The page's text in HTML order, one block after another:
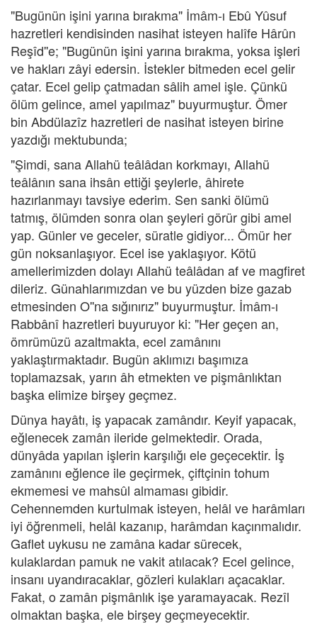
"Bugünün işini yarına bırakma" İmâm-ı Ebû Yûsuf
hazretleri kendisinden nasihat isteyen halîfe Hârûn
Reşîd''e; "Bugünün işini yarına bırakma, yoksa işleri
ve hakları zâyi edersin. İstekler bitmeden ecel gelir
çatar. Ecel gelip çatmadan sâlih amel işle. Çünkü
ölüm gelince, amel yapılmaz" buyurmuştur. Ömer
bin Abdülazîz hazretleri de nasihat isteyen birine
yazdığı mektubunda;
"Şimdi, sana Allahü teâlâdan korkmayı, Allahü
teâlânın sana ihsân ettiği şeylerle, âhirete
hazırlanmayı tavsiye ederim. Sen sanki ölümü
tatmış, ölümden sonra olan şeyleri görür gibi amel
yap. Günler ve geceler, süratle gidiyor... Ömür her
gün noksanlaşıyor. Ecel ise yaklaşıyor. Kötü
amellerimizden dolayı Allahü teâlâdan af ve magfiret
dileriz. Günahlarımızdan ve bu yüzden bize gazab
etmesinden O''na sığınırız" buyurmuştur. İmâm-ı
Rabbânî hazretleri buyuruyor ki: "Her geçen an,
ömrümüzü azaltmakta, ecel zamânını
yaklaştırmaktadır. Bugün aklımızı başımıza
toplamazsak, yarın âh etmekten ve pişmânlıktan
başka elimize birşey geçmez.
Dünya hayâtı, iş yapacak zamândır. Keyif yapacak,
eğlenecek zamân ileride gelmektedir. Orada,
dünyâda yapılan işlerin karşılığı ele geçecektir. İş
zamânını eğlence ile geçirmek, çiftçinin tohum
ekmemesi ve mahsûl almaması gibidir.
Cehennemden kurtulmak isteyen, helâl ve harâmları
iyi öğrenmeli, helâl kazanıp, harâmdan kaçınmalıdır.
Gaflet uykusu ne zamâna kadar sürecek,
kulaklardan pamuk ne vakit atılacak? Ecel gelince,
insanı uyandıracaklar, gözleri kulakları açacaklar.
Fakat, o zamân pişmânlık işe yaramayacak. Rezîl
olmaktan başka, ele birşey geçmeyecektir.